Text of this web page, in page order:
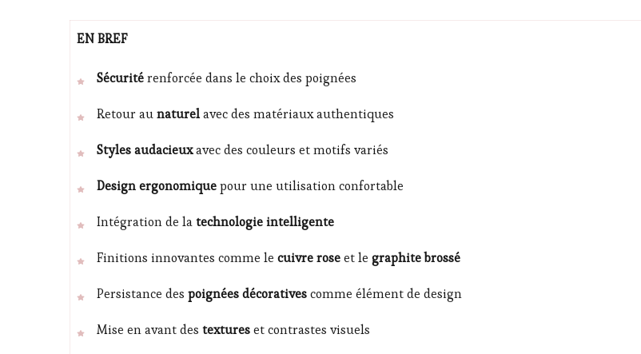
EN BREF
Sécuritérenforcée dans le choix des poignées
Retour aunaturelavec des matériaux authentiques
Styles audacieuxavec des couleurs et motifs variés
Design ergonomiquepour une utilisation confortable
Intégration de latechnologie intelligente
Finitions innovantes comme le cuivre roseet le graphite brossé
Persistance des poignées décorativescomme élément de design
Mise en avant des textureset contrastes visuels